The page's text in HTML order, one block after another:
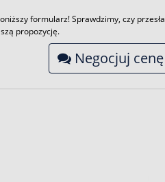
formularz! Sprawdzimy, czy
propozycję.
Negocjuj cenę